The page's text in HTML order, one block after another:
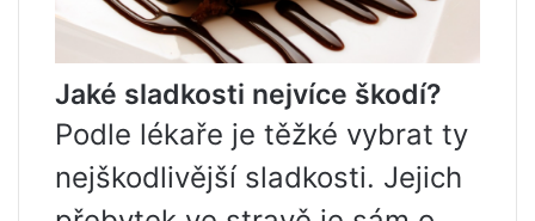
Jaké sladkosti nejvíce škodí?
Podle lékaře je těžké vybrat ty
nejškodlivější sladkosti. Jejich